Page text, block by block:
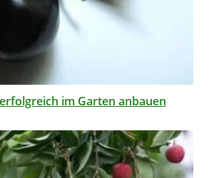
im Garten anbauen